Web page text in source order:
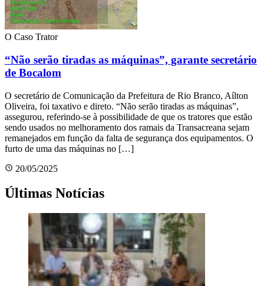
O Caso Trator
“Não serão tiradas as máquinas”, garante secretário
de Bocalom
O secretário de Comunicação da Prefeitura de Rio Branco, Aílton
Oliveira, foi taxativo e direto. “Não serão tiradas as máquinas”,
assegurou, referindo-se à possibilidade de que os tratores que estão
sendo usados no melhoramento dos ramais da Transacreana sejam
remanejados em função da falta de segurança dos equipamentos. O
furto de uma das máquinas no […]
20/05/2025
Últimas Notícias